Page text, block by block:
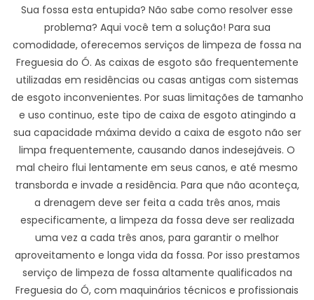
Sua fossa esta entupida? Não sabe como resolver esse
problema? Aqui você tem a solução! Para sua
comodidade, oferecemos serviços de limpeza de fossa na
Freguesia do Ó. As caixas de esgoto são frequentemente
utilizadas em residências ou casas antigas com sistemas
de esgoto inconvenientes. Por suas limitações de tamanho
e uso continuo, este tipo de caixa de esgoto atingindo a
sua capacidade máxima devido a caixa de esgoto não ser
limpa frequentemente, causando danos indesejáveis. O
mal cheiro flui lentamente em seus canos, e até mesmo
transborda e invade a residência. Para que não aconteça,
a drenagem deve ser feita a cada três anos, mais
especificamente, a limpeza da fossa deve ser realizada
uma vez a cada três anos, para garantir o melhor
aproveitamento e longa vida da fossa. Por isso prestamos
serviço de limpeza de fossa altamente qualificados na
Freguesia do Ó, com maquinários técnicos e profissionais